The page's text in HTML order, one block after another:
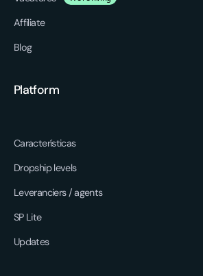
Affiliate
Blog
Platform
Características
Dropship levels
Leveranciers / agents
SP Lite
Updates